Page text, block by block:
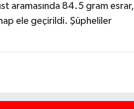
aramasında 84.5 gram esrar,
ele geçirildi. Şüpheliler